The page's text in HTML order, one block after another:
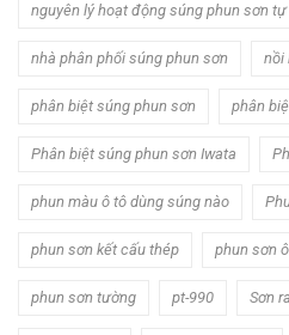
nguyên lý hoạt động súng phun sơn
nhà phân phối súng phun sơn nồi
phân biệt súng phun sơn phân
Phân biệt súng phun sơn Iwata
phun màu ô tô dùng súng nào
phun sơn kết cấu thép phun sơn
phun sơn tường pt-990 Sơn